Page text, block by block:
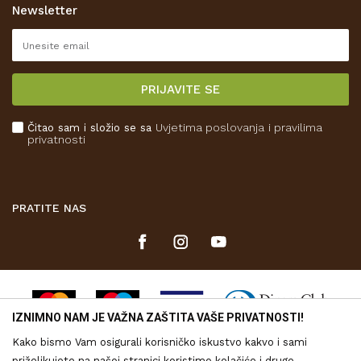
Korištenje kolačića
Reklamacije
Isporuka
Kako kupiti
Newsletter
PRIJAVITE SE
Čitao sam i složio se sa Uvjetima poslovanja i pravilima
privatnosti
PRATITE NAS
IZNIMNO NAM JE VAŽNA ZAŠTITA VAŠE PRIVATNOSTI!
Kako bismo Vam osigurali korisničko iskustvo kakvo i sami